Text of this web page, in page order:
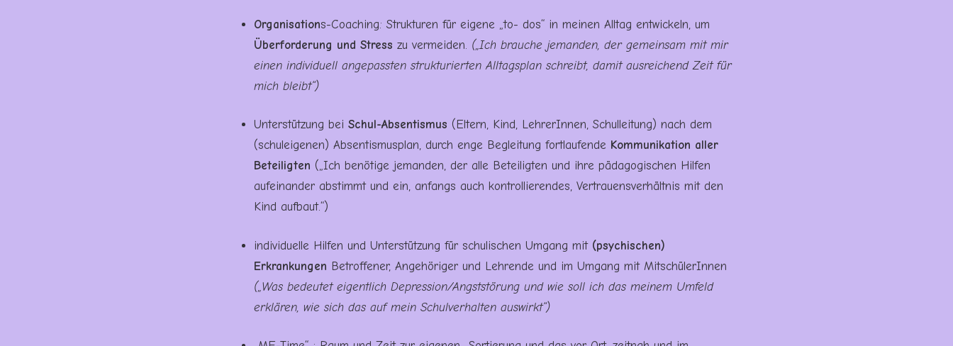
Organisations-Coaching: Strukturen für eigene „to- dos“ in meinen Alltag entwickeln, um
Überforderung und Stress zu vermeiden. („Ich brauche jemanden, der gemeinsam mit mir
einen individuell angepassten strukturierten Alltagsplan schreibt, damit ausreichend Zeit für
mich bleibt“)
Unterstützung bei Schul-Absentismus (Eltern, Kind, LehrerInnen, Schulleitung) nach dem
(schuleigenen) Absentismusplan, durch enge Begleitung fortlaufende Kommunikation aller
Beteiligten („Ich benötige jemanden, der alle Beteiligten und ihre pädagogischen Hilfen
aufeinander abstimmt und ein, anfangs auch kontrollierendes, Vertrauensverhältnis mit den
Kind aufbaut.“)
individuelle Hilfen und Unterstützung für schulischen Umgang mit (psychischen)
Erkrankungen Betroffener, Angehöriger und Lehrende und im Umgang mit MitschülerInnen
(„Was bedeutet eigentlich Depression/Angststörung und wie soll ich das meinem Umfeld
erklären, wie sich das auf mein Schulverhalten auswirkt“)